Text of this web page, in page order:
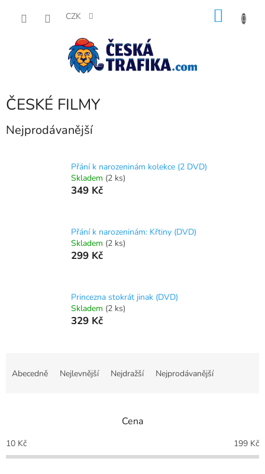
CZK
ČESKÉ FILMY
Nejprodávanější
Přání k narozeninám kolekce (2 DVD)
Skladem (2 ks)
349 Kč
Přání k narozeninám: Křtiny (DVD)
Skladem (2 ks)
299 Kč
Princezna stokrát jinak (DVD)
Skladem (2 ks)
329 Kč
p
r
o
Abecedně Nejlevnější Nejdražší Nejprodávanější
Cena
10 Kč 199 Kč